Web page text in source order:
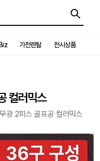
가전렌탈 전시상품
컬러믹스
광 2피스 골프공 컬러믹스